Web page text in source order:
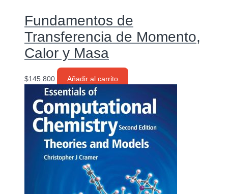
Fundamentos de
Transferencia de Momento,
Calor y Masa
$145.800 Añadir al carrito